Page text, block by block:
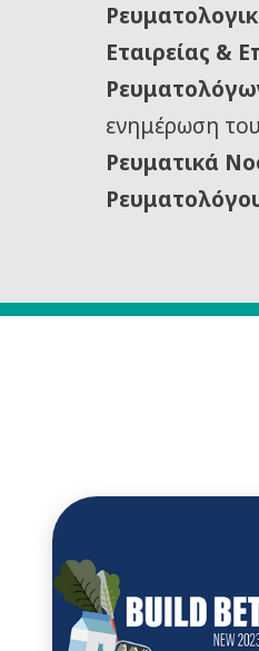
Εταιρείας &
ενημέρωση
Ρευματικά